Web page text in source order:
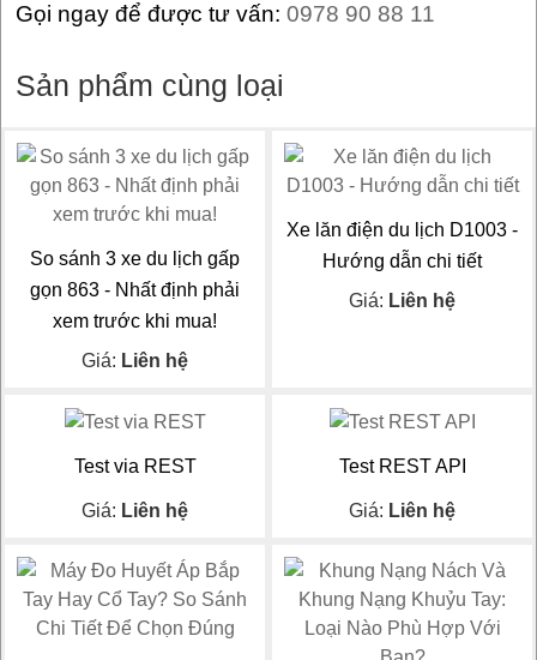
Gọi ngay để được tư vấn: 0978 90 88 11
Sản phẩm cùng loại
So sánh 3 xe du lịch gấp
gọn 863 - Nhất định phải
xem trước khi mua!
Giá: Liên hệ
Xe lăn điện du lịch D1003 -
Hướng dẫn chi tiết
Giá: Liên hệ
Test via REST
Giá: Liên hệ
Test REST API
Giá: Liên hệ